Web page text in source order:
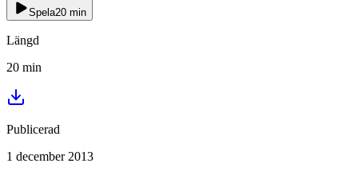
Spela20 min
Längd
20 min
Publicerad
1 december 2013